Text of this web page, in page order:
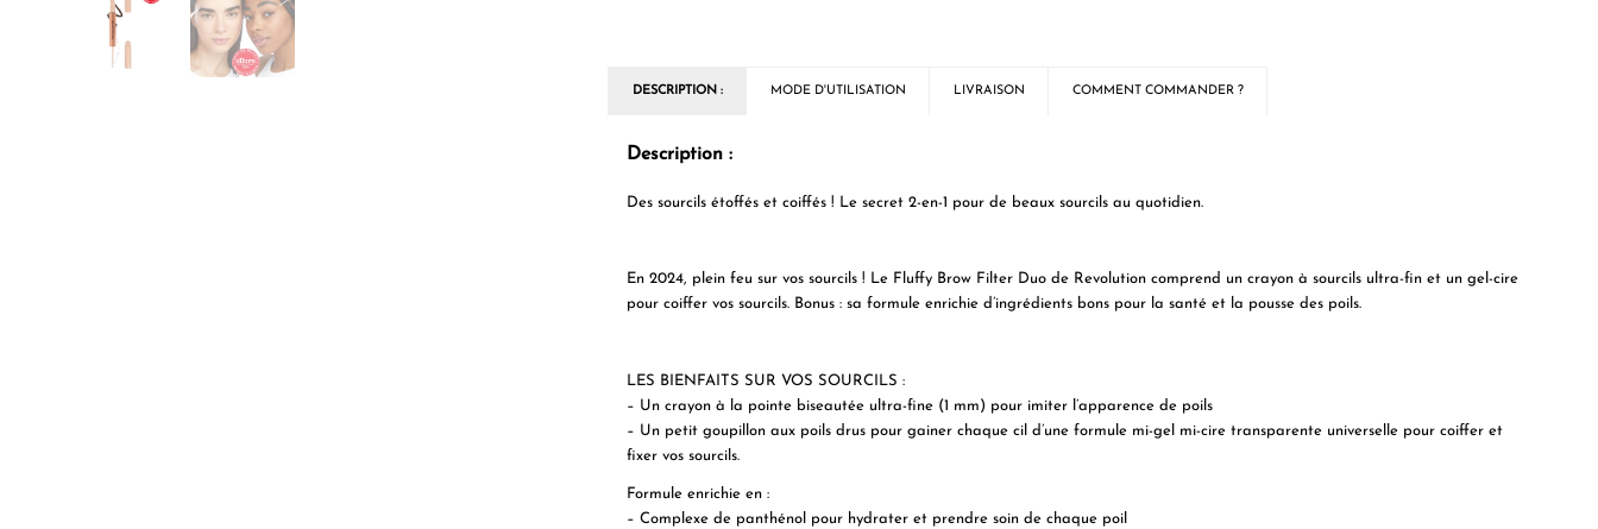
DESCRIPTION : MODE D'UTILISATION LIVRAISON COMMENT COMMANDER ?
Description :
Des sourcils étoffés et coiffés ! Le secret 2-en-1 pour de beaux sourcils au quotidien.
En 2024, plein feu sur vos sourcils ! Le Fluffy Brow Filter Duo de Revolution comprend un crayon à sourcils ultra-fin et un gel-cire
pour coiffer vos sourcils. Bonus : sa formule enrichie d’ingrédients bons pour la santé et la pousse des poils.
LES BIENFAITS SUR VOS SOURCILS :
– Un crayon à la pointe biseautée ultra-fine (1 mm) pour imiter l’apparence de poils
– Un petit goupillon aux poils drus pour gainer chaque cil d’une formule mi-gel mi-cire transparente universelle pour coiffer et
fixer vos sourcils.
Formule enrichie en :
– Complexe de panthénol pour hydrater et prendre soin de chaque poil